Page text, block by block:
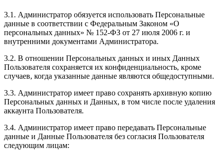
3.1. Администратор обязуется использовать Персональные
данные в соответствии с Федеральным Законом «О
персональных данных» № 152-ФЗ от 27 июля 2006 г. и
внутренними документами Администратора.
3.2. В отношении Персональных данных и иных Данных
Пользователя сохраняется их конфиденциальность, кроме
случаев, когда указанные данные являются общедоступными.
3.3. Администратор имеет право сохранять архивную копию
Персональных данных и Данных, в том числе после удаления
аккаунта Пользователя.
3.4. Администратор имеет право передавать Персональные
данные и Данные Пользователя без согласия Пользователя
следующим лицам: